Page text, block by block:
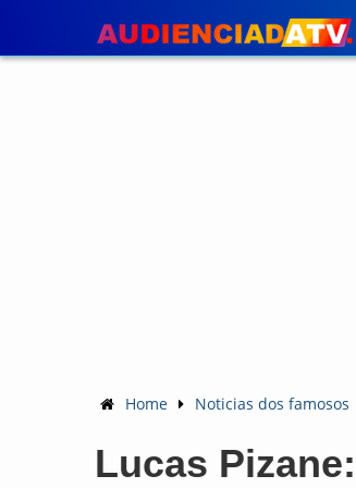
Home Noticias dos famosos
Lucas